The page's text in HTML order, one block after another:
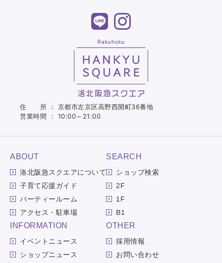
住 所 ： 京都市左京区高野西開町36番地
営業時間 ： 10:00～21:00
ABOUT
洛北阪急スクエアについて
子育て応援ガイド
パーティールーム
アクセス・駐車場
SEARCH
ショップ検索
2F
1F
B1
INFORMATION
イベントニュース
ショップニュース
OTHER
採用情報
お問い合わせ